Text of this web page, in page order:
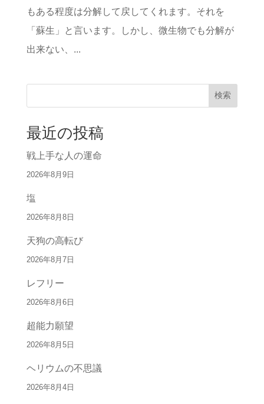
もある程度は分解して戻してくれます。それを
「蘇生」と言います。しかし、微生物でも分解が
出来ない、...
検索
最近の投稿
戦上手な人の運命
2026年8月9日
塩
2026年8月8日
天狗の高転び
2026年8月7日
レフリー
2026年8月6日
超能力願望
2026年8月5日
ヘリウムの不思議
2026年8月4日